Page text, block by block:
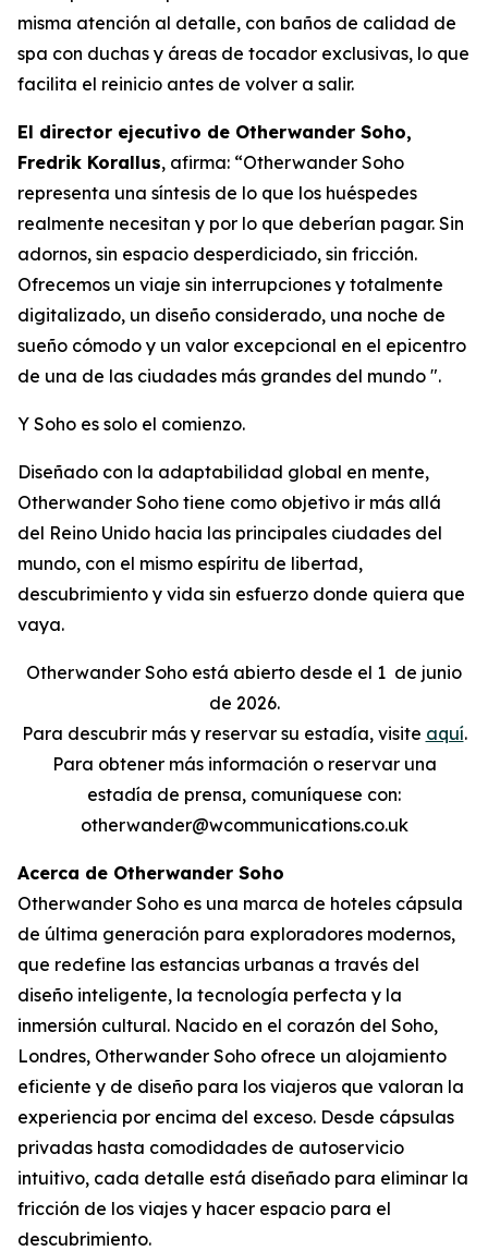
misma atención al detalle, con baños de calidad de
spa con duchas y áreas de tocador exclusivas, lo que
facilita el reinicio antes de volver a salir.
El director ejecutivo de Otherwander Soho,
Fredrik Korallus, afirma: “Otherwander Soho
representa una síntesis de lo que los huéspedes
realmente necesitan y por lo que deberían pagar. Sin
adornos, sin espacio desperdiciado, sin fricción.
Ofrecemos un viaje sin interrupciones y totalmente
digitalizado, un diseño considerado, una noche de
sueño cómodo y un valor excepcional en el epicentro
de una de las ciudades más grandes del mundo ".
Y Soho es solo el comienzo.
Diseñado con la adaptabilidad global en mente,
Otherwander Soho tiene como objetivo ir más allá
del Reino Unido hacia las principales ciudades del
mundo, con el mismo espíritu de libertad,
descubrimiento y vida sin esfuerzo donde quiera que
vaya.
Otherwander Soho está abierto desde el 1 de junio
de 2026.
Para descubrir más y reservar su estadía, visite aquí.
Para obtener más información o reservar una
estadía de prensa, comuníquese con:
otherwander@wcommunications.co.uk
Acerca de Otherwander Soho
Otherwander Soho es una marca de hoteles cápsula
de última generación para exploradores modernos,
que redefine las estancias urbanas a través del
diseño inteligente, la tecnología perfecta y la
inmersión cultural. Nacido en el corazón del Soho,
Londres, Otherwander Soho ofrece un alojamiento
eficiente y de diseño para los viajeros que valoran la
experiencia por encima del exceso. Desde cápsulas
privadas hasta comodidades de autoservicio
intuitivo, cada detalle está diseñado para eliminar la
fricción de los viajes y hacer espacio para el
descubrimiento.